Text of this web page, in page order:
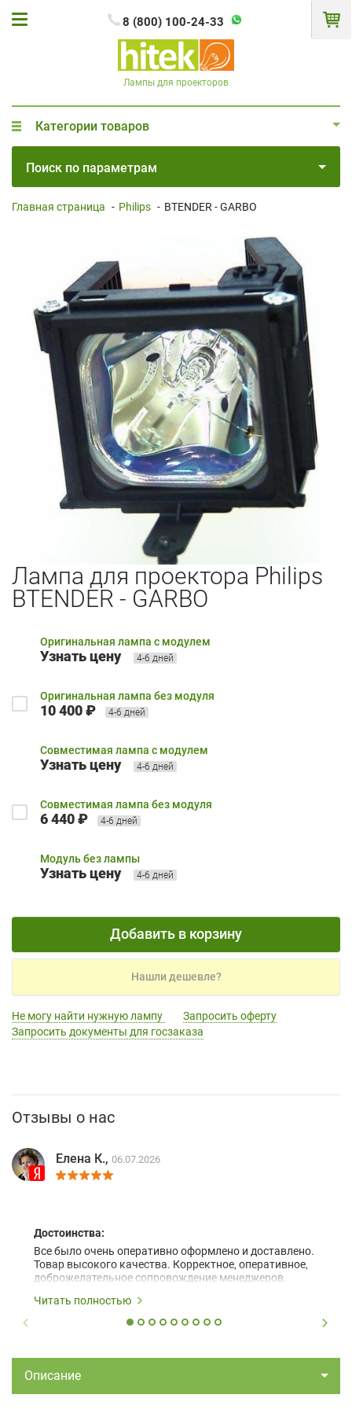
8 (800) 100-24-33
Лампы для проекторов
Категории товаров
Поиск по параметрам
Главная страница - Philips - BTENDER - GARBO
Лампа для проектора Philips
BTENDER - GARBO
Оригинальная лампа с модулем
Узнать цену 4-6 дней
Оригинальная лампа без модуля
10 400 ₽ 4-6 дней
Совместимая лампа с модулем
Узнать цену 4-6 дней
Совместимая лампа без модуля
6 440 ₽ 4-6 дней
Модуль без лампы
Узнать цену 4-6 дней
Добавить в корзину
Нашли дешевле?
Не могу найти нужную лампу
Запросить оферту
Запросить документы для госзаказа
Отзывы о нас
Елена К., 06.07.2026
Достоинства:
Все было очень оперативно оформлено и доставлено.
Товар высокого качества. Корректное, оперативное,
доброжелательное сопровождение менеджеров.
Читать полностью
Описание